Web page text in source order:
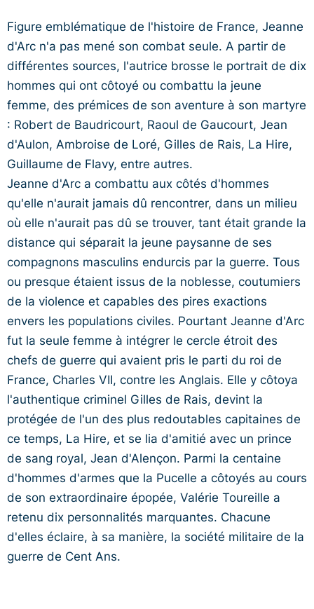
Figure emblématique de l'histoire de France, Jeanne
d'Arc n'a pas mené son combat seule. A partir de
différentes sources, l'autrice brosse le portrait de dix
hommes qui ont côtoyé ou combattu la jeune
femme, des prémices de son aventure à son martyre
: Robert de Baudricourt, Raoul de Gaucourt, Jean
d'Aulon, Ambroise de Loré, Gilles de Rais, La Hire,
Guillaume de Flavy, entre autres.
Jeanne d'Arc a combattu aux côtés d'hommes
qu'elle n'aurait jamais dû rencontrer, dans un milieu
où elle n'aurait pas dû se trouver, tant était grande la
distance qui séparait la jeune paysanne de ses
compagnons masculins endurcis par la guerre. Tous
ou presque étaient issus de la noblesse, coutumiers
de la violence et capables des pires exactions
envers les populations civiles. Pourtant Jeanne d'Arc
fut la seule femme à intégrer le cercle étroit des
chefs de guerre qui avaient pris le parti du roi de
France, Charles VII, contre les Anglais. Elle y côtoya
l'authentique criminel Gilles de Rais, devint la
protégée de l'un des plus redoutables capitaines de
ce temps, La Hire, et se lia d'amitié avec un prince
de sang royal, Jean d'Alençon. Parmi la centaine
d'hommes d'armes que la Pucelle a côtoyés au cours
de son extraordinaire épopée, Valérie Toureille a
retenu dix personnalités marquantes. Chacune
d'elles éclaire, à sa manière, la société militaire de la
guerre de Cent Ans.